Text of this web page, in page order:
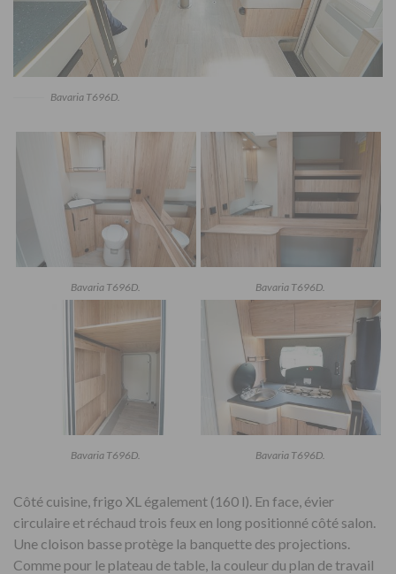
Bavaria T696D.
Bavaria T696D. Bavaria T696D.
Bavaria T696D. Bavaria T696D.
Côté cuisine, frigo XL également (160 l). En face, évier
circulaire et réchaud trois feux en long positionné côté salon.
Une cloison basse protège la banquette des projections.
Comme pour le plateau de table, la couleur du plan de travail